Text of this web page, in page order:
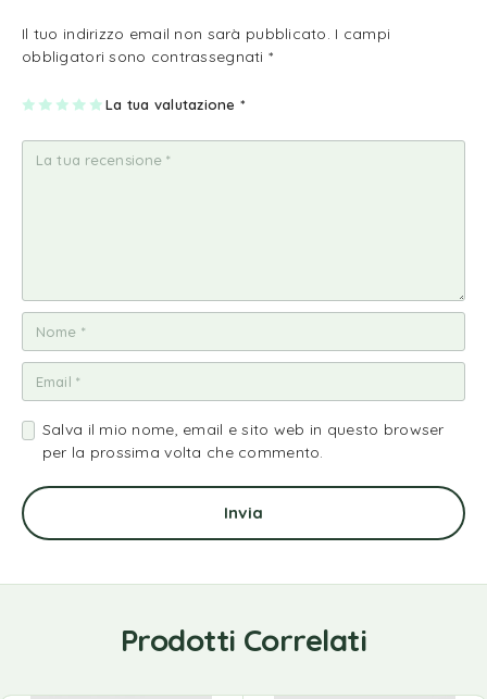
Il tuo indirizzo email non sarà pubblicato. I campi
obbligatori sono contrassegnati *
La tua valutazione *
1
a
2
e
su
5
3
e
su
5
4
e
su
5
5
e
su
5
Salva il mio nome, email e sito web in questo browser
per la prossima volta che commento.
Prodotti Correlati